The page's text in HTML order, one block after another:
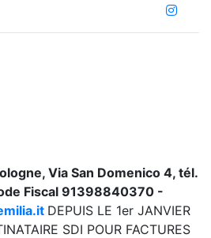
Via San Domenico 4, tél.
Fiscal 91398840370 -
DEPUIS LE 1er JANVIER
SDI POUR FACTURES